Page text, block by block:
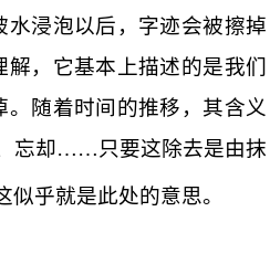
水浸泡以后，字迹会被擦掉
，它基本上描述的是我们
。随着时间的推移，其含义
忘却……只要这除去是由抹
似乎就是此处的意思。